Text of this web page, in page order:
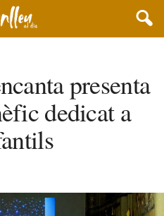
presenta
dedicat a